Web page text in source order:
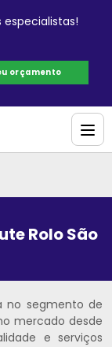
orçamento
LUIZ
Rolo São
no segmento de
mercado desde
e serviços